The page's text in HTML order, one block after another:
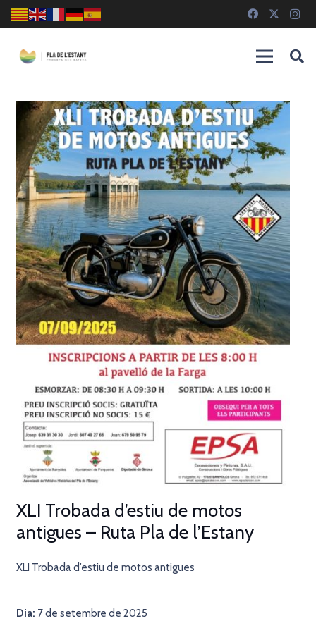
XLI Trobada d’estiu de motos
antigues – Ruta Pla de l’Estany
XLI Trobada d’estiu de motos antigues
Dia: 7 de setembre de 2025